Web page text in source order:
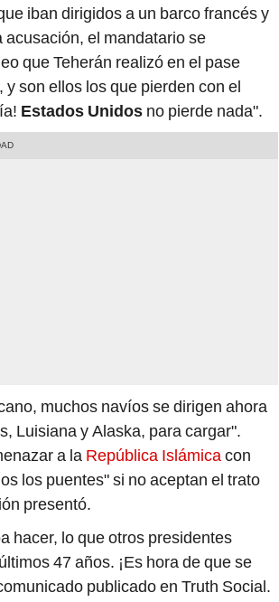
iban dirigidos a un barco francés y
el mandatario se
que Teherán realizó en el pase
son ellos los que pierden con el
Estados Unidos no pierde nada".
muchos navíos se dirigen ahora
Luisiana y Alaska, para cargar".
a la República Islámicacon
los puentes" si no aceptan el trato
presentó.
hacer, lo que otros presidentes
47 años. ¡Es hora de que se
publicado en Truth Social.